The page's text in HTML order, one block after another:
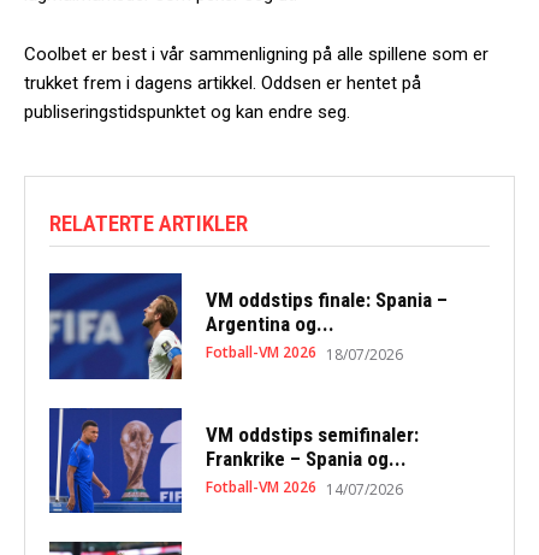
Coolbet er best i vår sammenligning på alle spillene som er
trukket frem i dagens artikkel. Oddsen er hentet på
publiseringstidspunktet og kan endre seg.
RELATERTE ARTIKLER
VM oddstips finale: Spania –
Argentina og...
Fotball-VM 2026 18/07/2026
VM oddstips semifinaler:
Frankrike – Spania og...
Fotball-VM 2026 14/07/2026